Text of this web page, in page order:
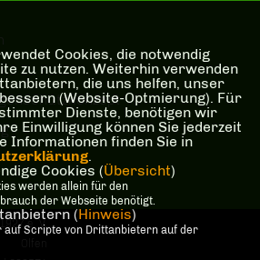
e. V.
Cookies, die notwendig
zu nutzen. Weiterhin verwenden
die uns helfen, unser
(Website-Optmierung). Für
Dienste, benötigen wir
Einwilligung können Sie jederzeit
Informationen finden Sie in
.
Cookies (Übersicht)
werden allein für den
der Webseite benötigt.
(Hinweis)
auf Scripte von Drittanbietern auf der